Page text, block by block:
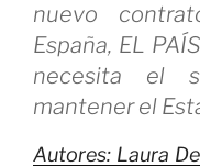
nuevo
España, EL
necesita el
mantener el
Autores: Laura